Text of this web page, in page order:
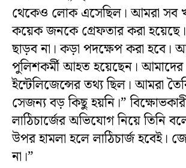
থেকেও লোক এসেছিল। আমরা সব
কয়েক জনকে গ্রেফতার করা
ছাড়ব না। কড়া পদক্ষেপ করা হবে।
পুলিশকর্মী আহত হয়েছেন। আমাদের
ইন্টেলিজেন্সের তথ্য ছিল। আমরা
সেজন্য বড় কিছু হয়নি।”
লাঠিচার্জের অভিযোগ নিয়ে তিনি
উপর হামলা হলে লাঠিচার্জ হবেই।
না।”